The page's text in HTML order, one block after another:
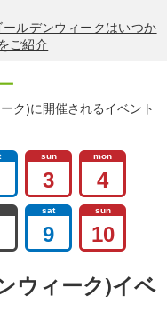
ルデンウィークはいつか
ご紹介
ク)に開催されるイベント
sun
3
mon
4
sat
9
sun
10
ウィーク)イベ